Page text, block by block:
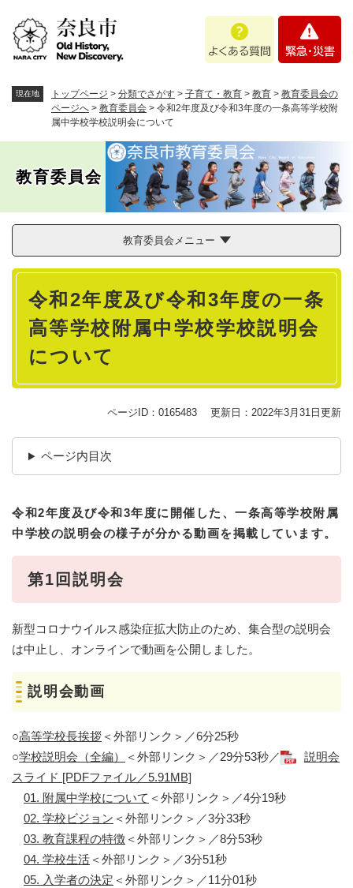
。
あ
問
・
現在地 トップページ > 分類でさがす > 子育て・教育 > 教育 > 教育委員会の
ページへ > 教育委員会 > 令和2年度及び令和3年度の一条高等学校附
属中学校学校説明会について
教育委員会
教育委員会メニュー
本
令和2年度及び令和3年度の一条
高等学校附属中学校学校説明会
について
ページID：0165483 更新日：2022年3月31日更新
ページ内目次
令和2年度及び令和3年度に開催した、一条高等学校附属
中学校の説明会の様子が分かる動画を掲載しています。
第1回説明会
新型コロナウイルス感染症拡大防止のため、集合型の説明会
は中止し、オンラインで動画を公開しました。
説明会動画
○高等学校長挨拶 ＜外部リンク＞ ／6分25秒
○学校説明会（全編） ＜外部リンク＞ ／29分53秒／
説明会
スライド [PDFファイル／5.91MB]
01. 附属中学校について ＜外部リンク＞ ／4分19秒
02. 学校ビジョン ＜外部リンク＞ ／3分33秒
03. 教育課程の特徴 ＜外部リンク＞ ／8分53秒
04. 学校生活 ＜外部リンク＞ ／3分51秒
05. 入学者の決定 ＜外部リンク＞ ／11分01秒